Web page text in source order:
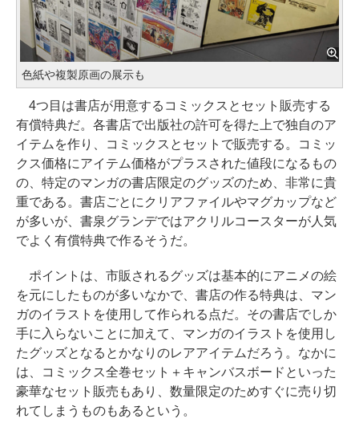
色紙や複製原画の展示も
4つ目は書店が用意するコミックスとセット販売する
有償特典だ。各書店で出版社の許可を得た上で独自のア
イテムを作り、コミックスとセットで販売する。コミッ
クス価格にアイテム価格がプラスされた値段になるもの
の、特定のマンガの書店限定のグッズのため、非常に貴
重である。書店ごとにクリアファイルやマグカップなど
が多いが、書泉グランデではアクリルコースターが人気
でよく有償特典で作るそうだ。
ポイントは、市販されるグッズは基本的にアニメの絵
を元にしたものが多いなかで、書店の作る特典は、マン
ガのイラストを使用して作られる点だ。その書店でしか
手に入らないことに加えて、マンガのイラストを使用し
たグッズとなるとかなりのレアアイテムだろう。なかに
は、コミックス全巻セット＋キャンバスボードといった
豪華なセット販売もあり、数量限定のためすぐに売り切
れてしまうものもあるという。